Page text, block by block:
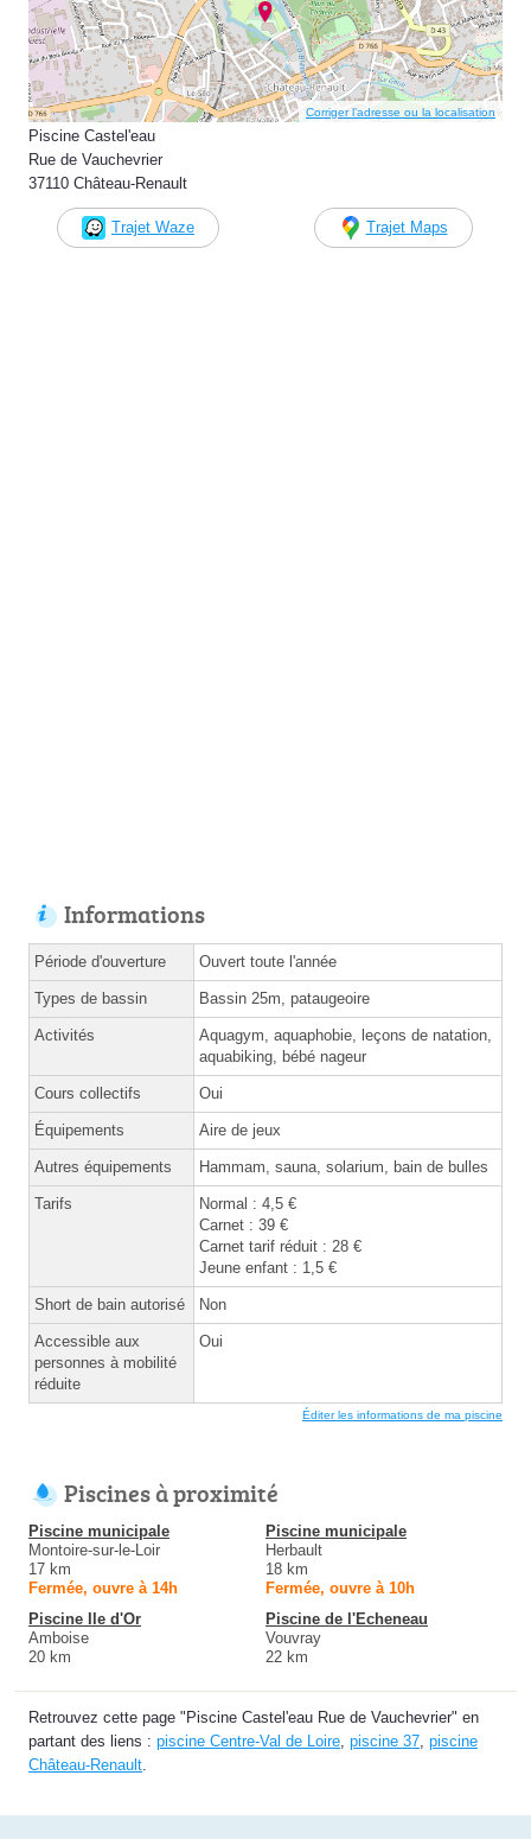
Corriger l’adresse ou la localisation
Piscine Castel'eau
Rue de Vauchevrier
37110 Château-Renault
Trajet Waze Trajet Maps
Informations
Période d'ouverture Ouvert toute l'année
Types de bassin Bassin 25m, pataugeoire
Activités
Aquagym, aquaphobie, leçons de natation,
aquabiking, bébé nageur
Cours collectifs Oui
Équipements Aire de jeux
Autres équipements Hammam, sauna, solarium, bain de bulles
Tarifs
Normal : 4,5 €
Carnet : 39 €
Carnet tarif réduit : 28 €
Jeune enfant : 1,5 €
Short de bain autorisé Non
Accessible aux
personnes à mobilité
réduite
Oui
Éditer les informations de ma piscine
Piscines à proximité
Piscine municipale
Montoire-sur-le-Loir
17 km
Fermée, ouvre à 14h
Piscine municipale
Herbault
18 km
Fermée, ouvre à 10h
Piscine Ile d'Or
Amboise
20 km
Piscine de l'Echeneau
Vouvray
22 km
Retrouvez cette page "Piscine Castel'eau Rue de Vauchevrier" en
partant des liens : piscine Centre-Val de Loire, piscine 37, piscine
Château-Renault.